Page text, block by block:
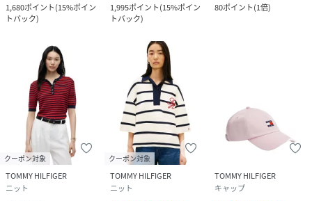
1,680ポイント(15%ポイン
トバック)
1,995ポイント(15%ポイン
トバック)
80ポイント(1倍)
クーポン対象
TOMMY HILFIGER
ニット
クーポン対象
TOMMY HILFIGER
ニット
TOMMY HILFIGER
キャップ